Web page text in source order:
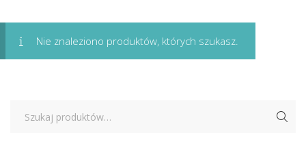
Nie znaleziono produktów, których szukasz.